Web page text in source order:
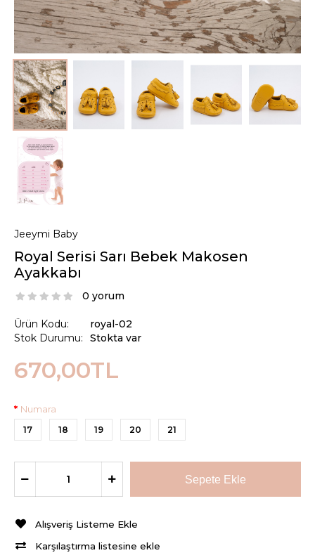
Jeeymi Baby
Royal Serisi Sarı Bebek Makosen
Ayakkabı
0 yorum
Ürün Kodu:
Stok Durumu:
royal-02
Stokta var
670,00TL
Numara
17 18 19 20 21
Alışveriş Listeme Ekle
Karşılaştırma listesine ekle